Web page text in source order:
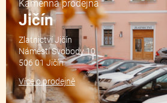
Kamenná prodejna
Jičín
Zlatnictví Jičín
Náměstí Svobody 10
506 01 Jičín
Více o prodejně